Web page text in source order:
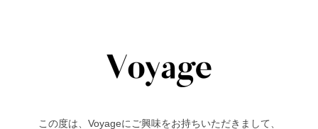
この度は、Voyageにご興味をお持ちいただきまして、